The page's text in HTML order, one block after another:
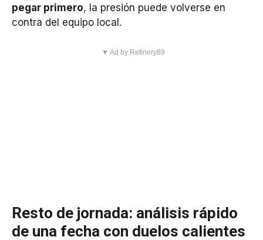
pegar primero, la presión puede volverse en
contra del equipo local.
▼ Ad by Refinery89
Resto de jornada: análisis rápido
de una fecha con duelos calientes